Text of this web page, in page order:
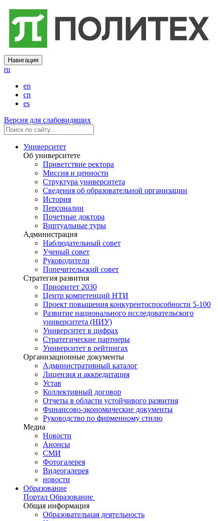
Навигация
ru
en
cn
es
Версия для слабовидящих
Университет
Об университете
Приветствие ректора
Миссия и ценности
Структура университета
Сведения об образовательной организации
История
Персоналии
Почетные доктора
Виртуальные туры
Администрация
Наблюдательный совет
Ученый совет
Руководители
Попечительский совет
Стратегия развития
Приоритет 2030
Центр компетенций НТИ
Проект повышения конкурентоспособности 5-100
Развитие национального исследовательского
университета (НИУ)
Университет в цифрах
Стратегические партнеры
Университет в рейтингах
Организационные документы
Административный каталог
Лицензия и аккредитация
Устав
Коллективный договор
Отчеты в области устойчивого развития
Финансово-экономические документы
Руководство по фирменному стилю
Медиа
Новости
Анонсы
СМИ
Фотогалерея
Видеогалерея
новости
Образование
Портал Образование
Общая информация
Образовательная деятельность